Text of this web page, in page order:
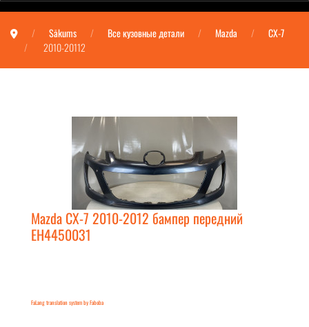
Sākums Все кузовные детали Mazda
CX-7
2010-20112
Mazda CX-7 2010-2012 бампер передний
EH4450031
FaLang translation system by Faboba